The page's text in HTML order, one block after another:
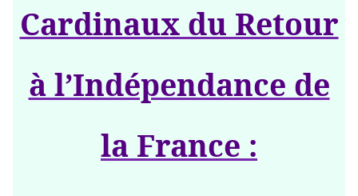
Cardinaux du Retour
à l’Indépendance de
la France :